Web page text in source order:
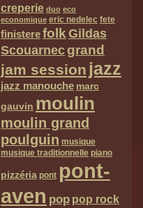
creperie duo eco
economique eric nedelec fete
finisterefolk Gildas
Scouarnecgrand
jam session jazz
jazz manouche marc
gauvin moulin
moulin grand
poulguin musique
musique traditionnelle piano
pizzéria pont pont-
aven pop pop rock